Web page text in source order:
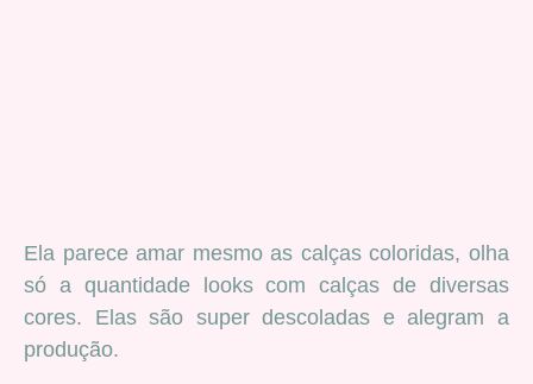
Ela parece amar mesmo as calças coloridas, olha
só a quantidade looks com calças de diversas
cores. Elas são super descoladas e alegram a
produção.